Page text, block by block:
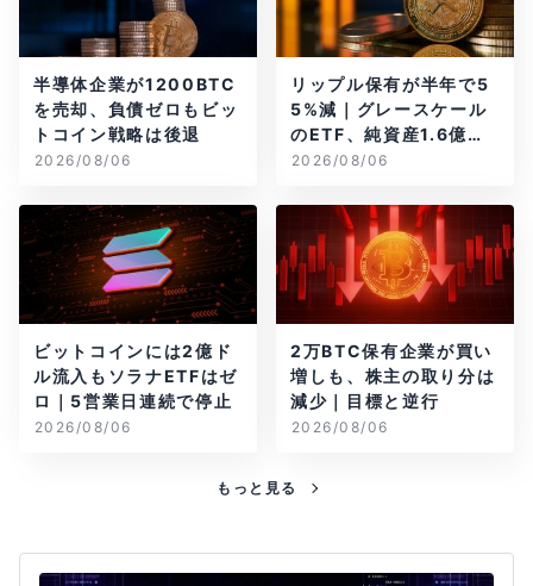
半導体企業が1200BTC
を売却、負債ゼロもビッ
トコイン戦略は後退
2026/08/06
リップル保有が半年で5
5%減｜グレースケール
のETF、純資産1.6億ド
ル減
2026/08/06
ビットコインには2億ド
ル流入もソラナETFはゼ
ロ｜5営業日連続で停止
2026/08/06
2万BTC保有企業が買い
増しも、株主の取り分は
減少｜目標と逆行
2026/08/06
もっと見る